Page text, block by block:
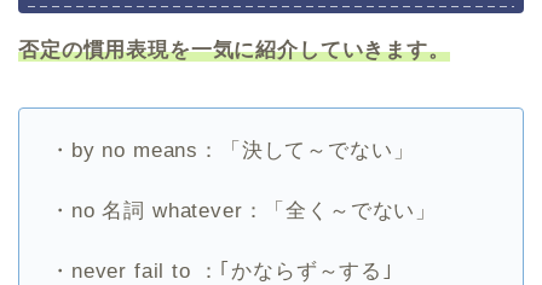
否定の慣用表現を一気に紹介していきます。
・by no means：「決して～でない」
・no 名詞 whatever：「全く～でない」
・never fail to ：｢かならず～する｣